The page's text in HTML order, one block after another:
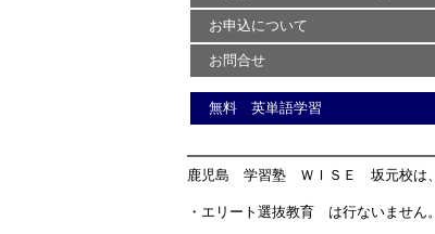
お申込について
お問合せ
無料 英単語学習
鹿児島 学習塾 ＷＩＳＥ 坂元校は、
・エリート選抜教育 は行ないません。